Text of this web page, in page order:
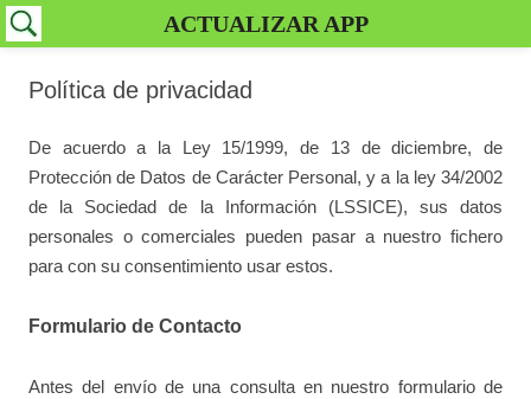
Política de privacidad
De acuerdo a la Ley 15/1999, de 13 de diciembre, de
Protección de Datos de Carácter Personal, y a la ley 34/2002
de la Sociedad de la Información (LSSICE), sus datos
personales o comerciales pueden pasar a nuestro fichero
para con su consentimiento usar estos.
Formulario de Contacto
Antes del envío de una consulta en nuestro formulario de
ACTUALIZAR APP